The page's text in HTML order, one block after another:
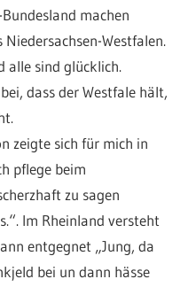
machen
Westfalen.
alle sind glücklich.
dass der Westfale hält,
zeigte sich für mich in
pflege beim
zu sagen
Im Rheinland versteht
entgegnet „Jung, da
bei un dann hässe